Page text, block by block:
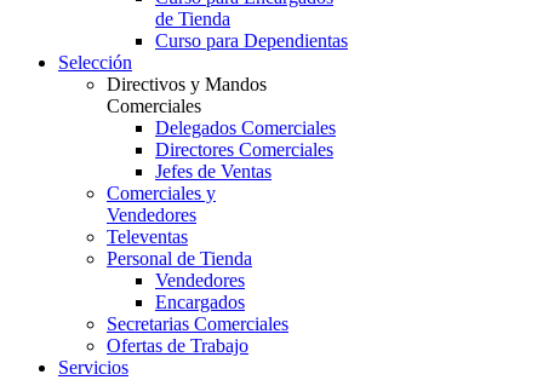
de Tienda
Curso para Dependientas
Selección
Directivos y Mandos
Comerciales
Delegados Comerciales
Directores Comerciales
Jefes de Ventas
Comerciales y
Vendedores
Televentas
Personal de Tienda
Vendedores
Encargados
Secretarias Comerciales
Ofertas de Trabajo
Servicios